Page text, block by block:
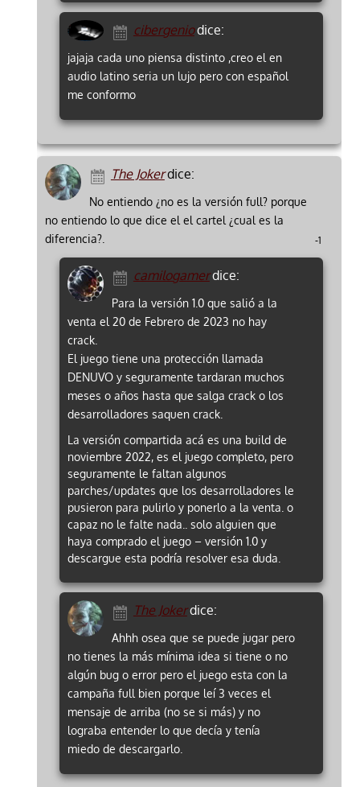
cibergeniodice:
jajaja cada uno piensa distinto ,creo el en
audio latino seria un lujo pero con español
me conformo
The Jokerdice:
No entiendo ¿no es la versión full? porque
no entiendo lo que dice el el cartel ¿cual es la
diferencia?.
-1
camilogamerdice:
Para la versión 1.0 que salió a la
venta el 20 de Febrero de 2023 no hay
crack.
El juego tiene una protección llamada
DENUVO y seguramente tardaran muchos
meses o años hasta que salga crack o los
desarrolladores saquen crack.
La versión compartida acá es una build de
noviembre 2022, es el juego completo, pero
seguramente le faltan algunos
parches/updates que los desarrolladores le
pusieron para pulirlo y ponerlo a la venta. o
capaz no le falte nada.. solo alguien que
haya comprado el juego – versión 1.0 y
descargue esta podría resolver esa duda.
The Jokerdice:
Ahhh osea que se puede jugar pero
no tienes la más mínima idea si tiene o no
algún bug o error pero el juego esta con la
campaña full bien porque leí 3 veces el
mensaje de arriba (no se si más) y no
lograba entender lo que decía y tenía
miedo de descargarlo.